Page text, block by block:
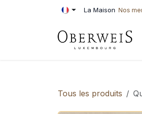
Se rendre au contenu La Maison Nos
Tous les produits